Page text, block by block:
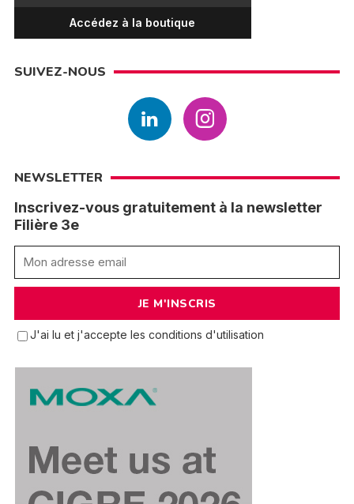
Accédez à la boutique
SUIVEZ-NOUS
NEWSLETTER
Inscrivez-vous gratuitement à la newsletter
Filière 3e
J'ai lu et j'accepte les conditions d'utilisation